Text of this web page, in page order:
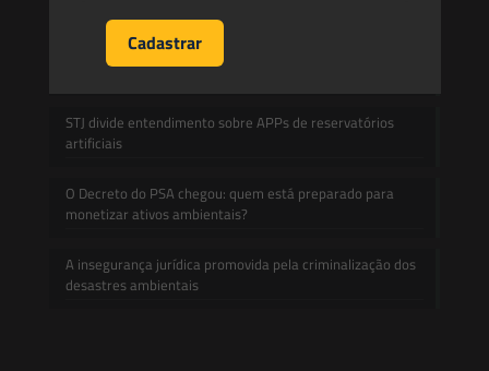
Prescrição administrativa e embargo ambiental: o que
decidiu o TRF1 no IRDR 94
STJ divide entendimento sobre APPs de reservatórios
artificiais
O Decreto do PSA chegou: quem está preparado para
monetizar ativos ambientais?
A insegurança jurídica promovida pela criminalização dos
desastres ambientais